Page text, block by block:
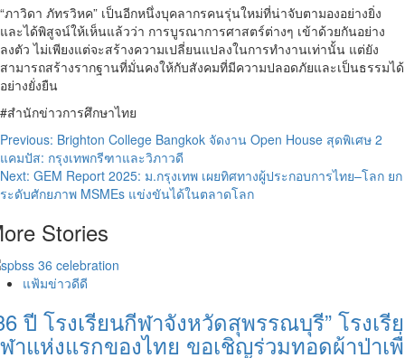
“ภาวิดา ภัทรวิหค” เป็นอีกหนึ่งบุคลากรคนรุ่นใหม่ที่น่าจับตามองอย่างยิ่ง
และได้พิสูจน์ให้เห็นแล้วว่า การบูรณาการศาสตร์ต่างๆ เข้าด้วยกันอย่าง
ลงตัว ไม่เพียงแต่จะสร้างความเปลี่ยนแปลงในการทำงานเท่านั้น แต่ยัง
สามารถสร้างรากฐานที่มั่นคงให้กับสังคมที่มีความปลอดภัยและเป็นธรรมได้
อย่างยั่งยืน
#สำนักข่าวการศึกษาไทย
Post
navigation
Previous: Brighton College Bangkok จัดงาน Open House สุดพิเศษ 2
แคมปัส: กรุงเทพกรีฑาและวิภาวดี
Next: GEM Report 2025: ม.กรุงเทพ เผยทิศทางผู้ประกอบการไทย–โลก ยก
ระดับศักยภาพ MSMEs แข่งขันได้ในตลาดโลก
Stories
แฟ้มข่าวดีดี
ปี โรงเรียนกีฬาจังหวัดสุพรรณบุรี” โรงเรี
าแห่งแรกของไทย ขอเชิญร่วมทอดผ้าป่าเ